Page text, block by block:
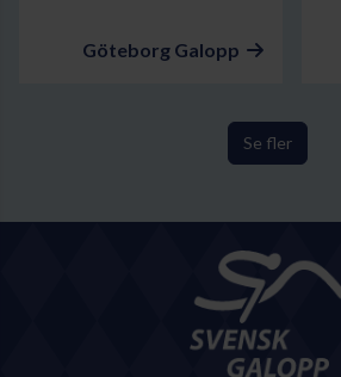
Göteborg Galopp
Se fler